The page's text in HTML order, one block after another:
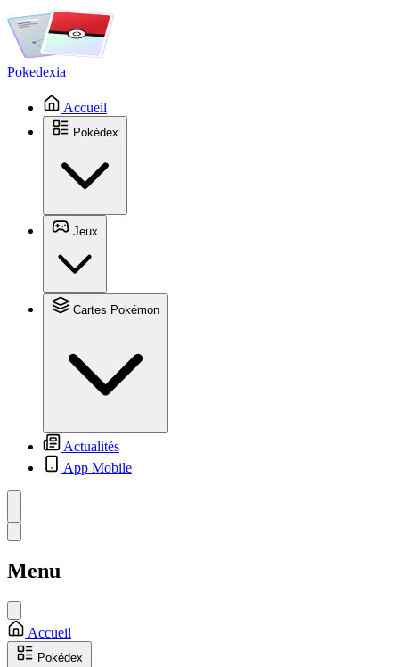
Pokedexia
Accueil
Actualités
App Mobile
Menu
Accueil